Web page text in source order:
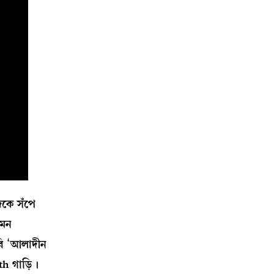
সঁপে
‘আলাদীন
গাড়ি।